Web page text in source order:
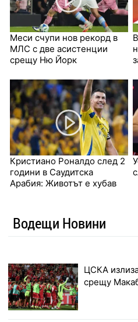
Меси счупи нов рекорд в
МЛС с две асистенции
срещу Ню Йорк
Кристиано Роналдо след 2
години в Саудитска
Арабия: Животът е хубав
Водещи Новини
ЦСКА
срещу